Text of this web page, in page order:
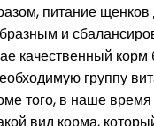
питание
и
качественный корм
группу
того, в наше время
вид корма,